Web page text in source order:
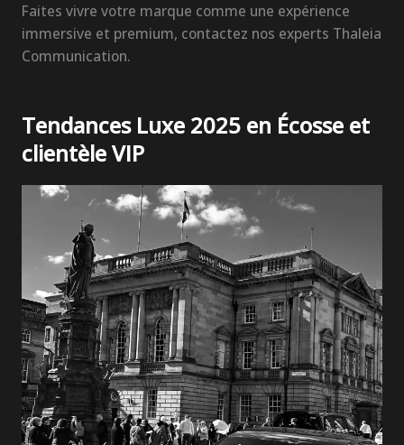
Faites vivre votre marque comme une expérience
immersive et premium, contactez nos experts Thaleia
Communication.
Tendances Luxe 2025 en Écosse et
clientèle VIP